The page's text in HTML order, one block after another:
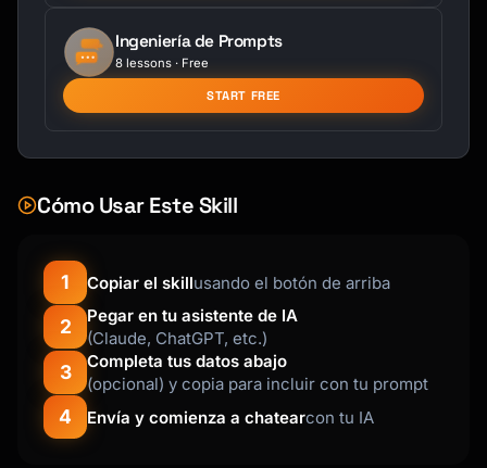
Ingeniería de Prompts
8 lessons · Free
START FREE
Cómo Usar Este Skill
1 Copiar el skillusando el botón de arriba
2
Pegar en tu asistente de IA
(Claude, ChatGPT, etc.)
3
Completa tus datos abajo
(opcional) y copia para incluir con tu prompt
4 Envía y comienza a chatearcon tu IA